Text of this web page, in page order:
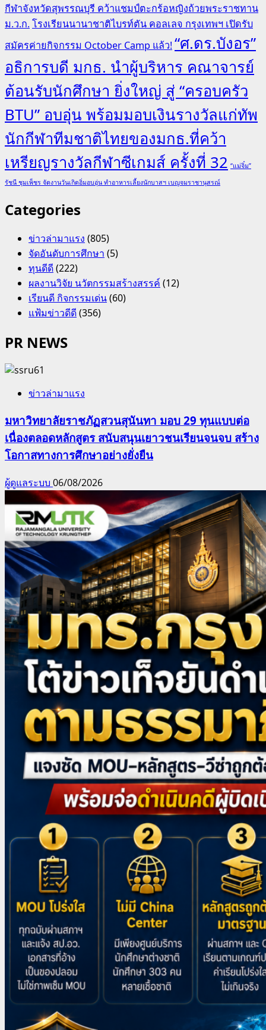
กีฬาจังหวัดสุพรรณบุรี คว้าแชมป์ตะกร้อหญิงถ้วยพระราชทาน
ม.ว.ก.โรงเรียนนานาชาติไบรท์ตัน คอลเลจ กรุงเทพฯ เปิดรับ
สมัครค่ายกิจกรรม October Camp แล้ว!“ศ.ดร.บังอร”
อธิการบดี มกธ. นำผู้บริหาร คณาจารย์
ต้อนรับนักศึกษา ยิ่งใหญ่ สู่ “ครอบครัว
BTU” อบอุ่น พร้อมมอบเงินรางวัลแก่ทัพ
นักกีฬาทีมชาติไทยของมกธ.ที่คว้า
เหรียญรางวัลกีฬาซีเกมส์ ครั้งที่ 32 “แม่จิ๋ม”
รัชนี ชุมเพ็ชร จัดงานวันเกิดอิ่มอบอุ่น ทำอาหารเลี้ยงนักบาสฯ เบญจมราชานุสรณ์
Categories
ข่าวล่ามาแรง (805)
จัดอันดับการศึกษา (5)
ทุนดีดี(222)
ผลงานวิจัย นวัตกรรมสร้างสรรค์(12)
เรียนดี กิจกรรมเด่น(60)
แฟ้มข่าวดีดี(356)
PR NEWS
ข่าวล่ามาแรง
มหาวิทยาลัยราชภัฏสวนสุนันทา มอบ 29 ทุนแบบต่อ
เนื่องตลอดหลักสูตร สนับสนุนเยาวชนเรียนจนจบ สร้าง
โอกาสทางการศึกษาอย่างยั่งยืน
ผู้ดูแลระบบ 06/08/2026